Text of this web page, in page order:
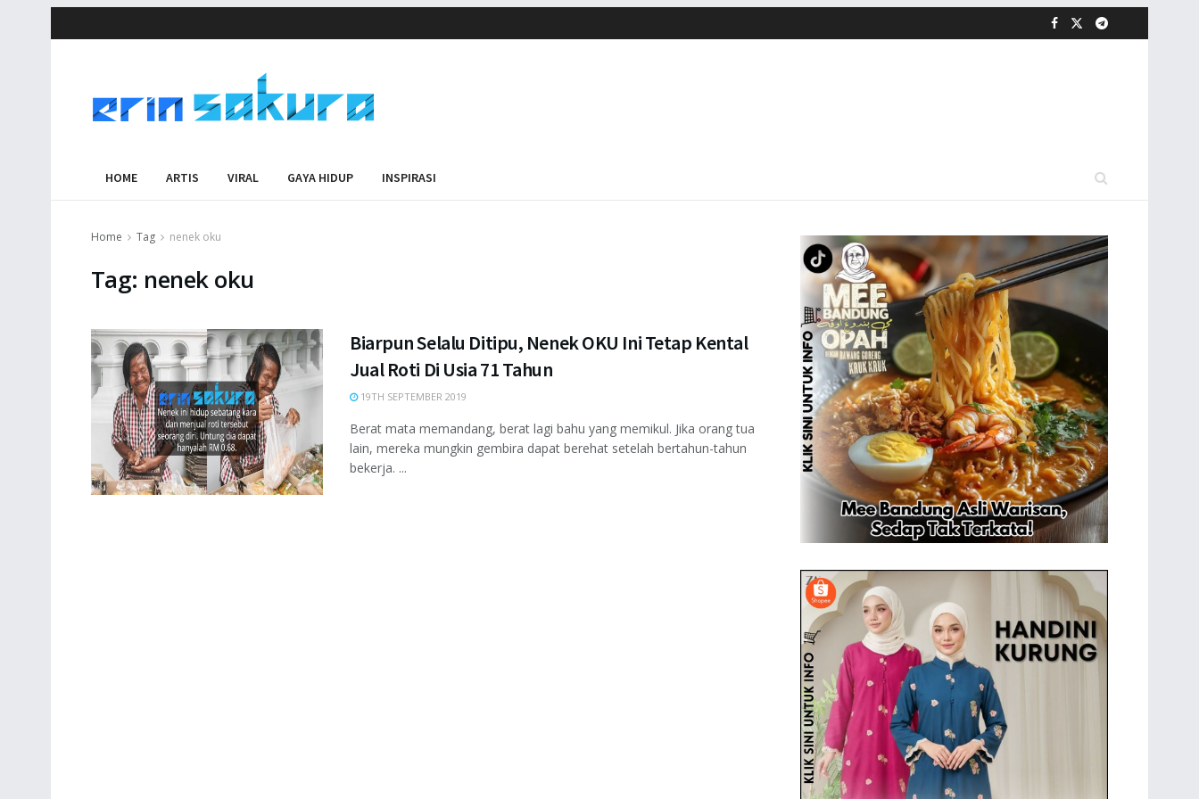
HOME ARTIS VIRAL GAYA HIDUP INSPIRASI
Home Tag nenek oku
Tag: nenek oku
Biarpun Selalu Ditipu, Nenek OKU Ini Tetap Kental
Jual Roti Di Usia 71 Tahun
19TH SEPTEMBER 2019
Berat mata memandang, berat lagi bahu yang memikul. Jika orang tua
lain, mereka mungkin gembira dapat berehat setelah bertahun-tahun
bekerja. ...